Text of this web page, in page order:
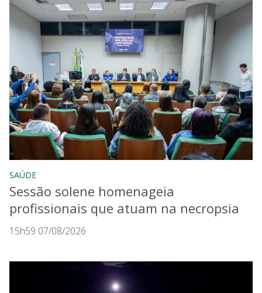
SAÚDE
Sessão solene homenageia
profissionais que atuam na necropsia
15h59 07/08/2026